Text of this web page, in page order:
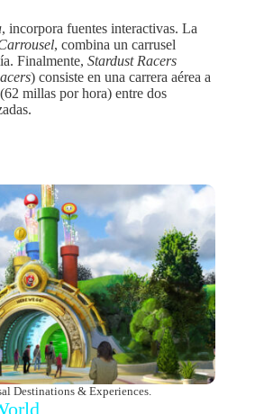
, incorpora fuentes interactivas. La
, combina un carrusel
Finalmente, Stardust Racers
) consiste en una carrera aérea a
millas por hora) entre dos
Destinations & Experiences.